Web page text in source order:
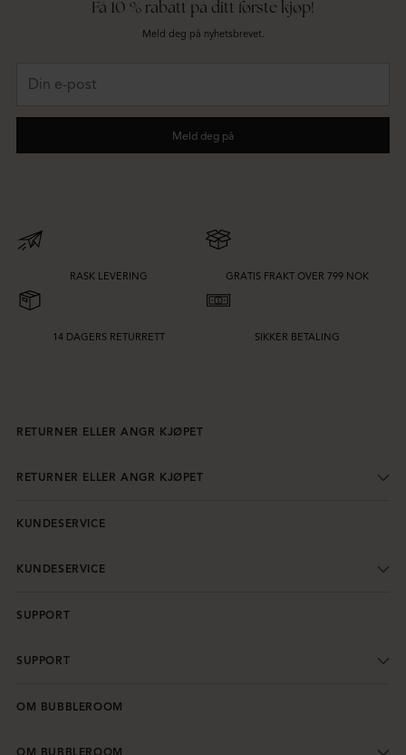
Få 10 % rabatt på ditt første kjøp!
Meld deg på nyhetsbrevet.
Meld deg på
RASK LEVERING GRATIS FRAKT OVER 799 NOK
14 DAGERS RETURRETT SIKKER BETALING
RETURNER ELLER ANGR KJØPET
RETURNER ELLER ANGR KJØPET
KUNDESERVICE
KUNDESERVICE
SUPPORT
SUPPORT
OM BUBBLEROOM
OM BUBBLEROOM